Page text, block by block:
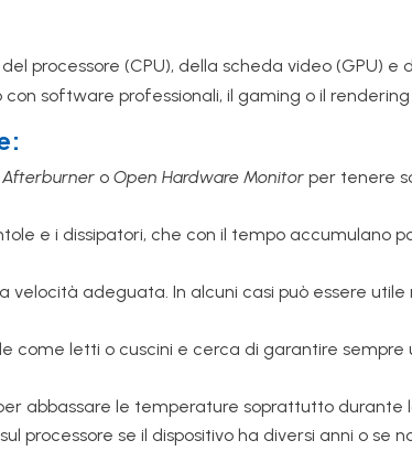
del processore (CPU), della scheda video (GPU) e
software professionali, il gaming o il rendering
Afterburner oOpen Hardware Monitor per tenere
e i dissipatori, che con il tempo accumulano
velocità adeguata. In alcuni casi può essere
come letti o cuscini e cerca di garantire sempre
abbassare le temperature soprattutto durante
processore se il dispositivo ha diversi anni o se